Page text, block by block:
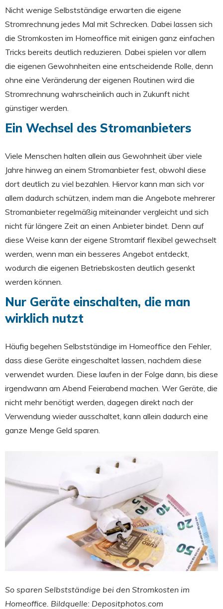
Nicht wenige Selbstständige erwarten die eigene
Stromrechnung jedes Mal mit Schrecken. Dabei lassen sich
die Stromkosten im Homeoffice mit einigen ganz einfachen
Tricks bereits deutlich reduzieren. Dabei spielen vor allem
die eigenen Gewohnheiten eine entscheidende Rolle, denn
ohne eine Veränderung der eigenen Routinen wird die
Stromrechnung wahrscheinlich auch in Zukunft nicht
günstiger werden.
Ein Wechsel des Stromanbieters
Viele Menschen halten allein aus Gewohnheit über viele
Jahre hinweg an einem Stromanbieter fest, obwohl diese
dort deutlich zu viel bezahlen. Hiervor kann man sich vor
allem dadurch schützen, indem man die Angebote mehrerer
Stromanbieter regelmäßig miteinander vergleicht und sich
nicht für längere Zeit an einen Anbieter bindet. Denn auf
diese Weise kann der eigene Stromtarif flexibel gewechselt
werden, wenn man ein besseres Angebot entdeckt,
wodurch die eigenen Betriebskosten deutlich gesenkt
werden können.
Nur Geräte einschalten, die man
wirklich nutzt
Häufig begehen Selbstständige im Homeoffice den Fehler,
dass diese Geräte eingeschaltet lassen, nachdem diese
verwendet wurden. Diese laufen in der Folge dann, bis diese
irgendwann am Abend Feierabend machen. Wer Geräte, die
nicht mehr benötigt werden, dagegen direkt nach der
Verwendung wieder ausschaltet, kann allein dadurch eine
ganze Menge Geld sparen.
So sparen Selbstständige bei den Stromkosten im
Homeoffice. Bildquelle: Depositphotos.com